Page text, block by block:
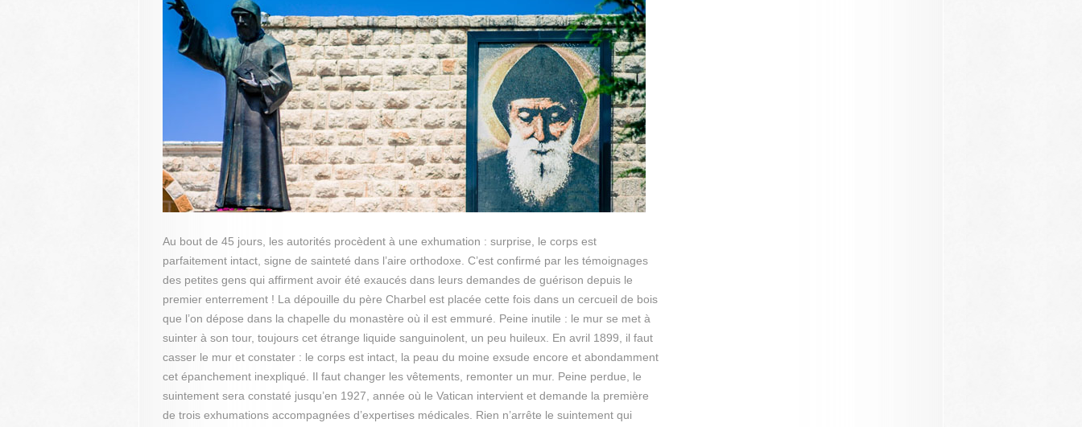
Au bout de 45 jours, les autorités procèdent à une exhumation : surprise, le corps est
parfaitement intact, signe de sainteté dans l’aire orthodoxe. C’est confirmé par les témoignages
des petites gens qui affirment avoir été exaucés dans leurs demandes de guérison depuis le
premier enterrement ! La dépouille du père Charbel est placée cette fois dans un cercueil de bois
que l’on dépose dans la chapelle du monastère où il est emmuré. Peine inutile : le mur se met à
suinter à son tour, toujours cet étrange liquide sanguinolent, un peu huileux. En avril 1899, il faut
casser le mur et constater : le corps est intact, la peau du moine exsude encore et abondamment
cet épanchement inexpliqué. Il faut changer les vêtements, remonter un mur. Peine perdue, le
suintement sera constaté jusqu’en 1927, année où le Vatican intervient et demande la première
de trois exhumations accompagnées d’expertises médicales. Rien n’arrête le suintement qui